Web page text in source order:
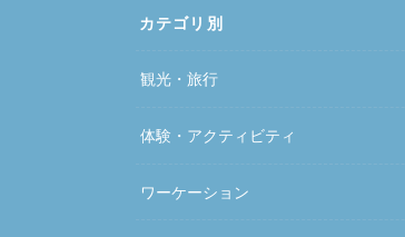
カテゴリ別
観光・旅行
体験・アクティビティ
ワーケーション